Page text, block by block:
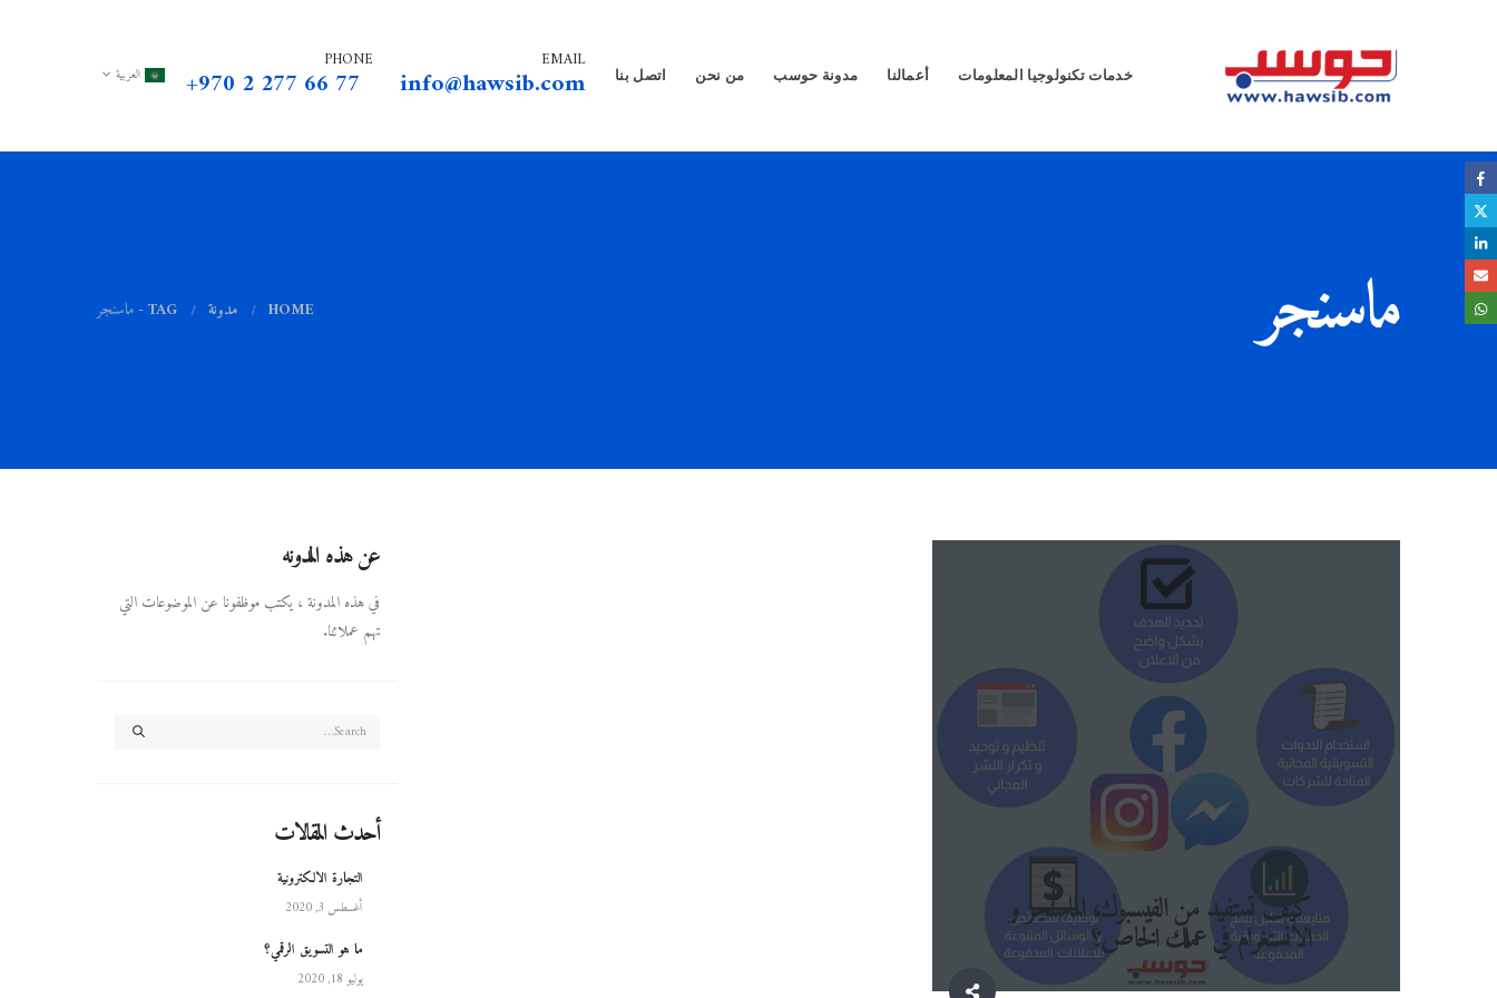
خدمات تكنولوجيا المعلومات أعمالنا مدونة حوسب من نحن اتصل بنا
EMAIL
info@hawsib.com
PHONE
+970 2 277 66 77 العربية
ماسنجر HOME مدونة TAG - ماسنجر
كيف تستفيد من الفيسبوك، الماسنجر و
الانستغرام في عملك الخاص؟
عن هذه المدونه
في هذه المدونة ، يكتب موظفونا عن الموضوعات التي
تهم عملائنا.
أحدث المقالات
التجارة الالكترونية
أغسطس 3, 2020
ما هو التسويق الرقمي؟
يوليو 18, 2020